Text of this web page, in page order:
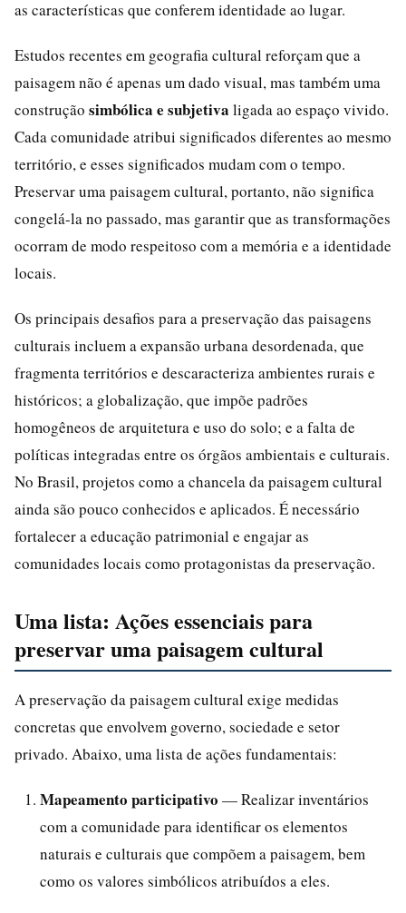
as características que conferem identidade ao lugar.
Estudos recentes em geografia cultural reforçam que a
paisagem não é apenas um dado visual, mas também uma
construção simbólica e subjetiva ligada ao espaço vivido.
Cada comunidade atribui significados diferentes ao mesmo
território, e esses significados mudam com o tempo.
Preservar uma paisagem cultural, portanto, não significa
congelá-la no passado, mas garantir que as transformações
ocorram de modo respeitoso com a memória e a identidade
locais.
Os principais desafios para a preservação das paisagens
culturais incluem a expansão urbana desordenada, que
fragmenta territórios e descaracteriza ambientes rurais e
históricos; a globalização, que impõe padrões
homogêneos de arquitetura e uso do solo; e a falta de
políticas integradas entre os órgãos ambientais e culturais.
No Brasil, projetos como a chancela da paisagem cultural
ainda são pouco conhecidos e aplicados. É necessário
fortalecer a educação patrimonial e engajar as
comunidades locais como protagonistas da preservação.
Uma lista: Ações essenciais para
preservar uma paisagem cultural
A preservação da paisagem cultural exige medidas
concretas que envolvem governo, sociedade e setor
privado. Abaixo, uma lista de ações fundamentais:
Mapeamento participativo — Realizar inventários
com a comunidade para identificar os elementos
naturais e culturais que compõem a paisagem, bem
como os valores simbólicos atribuídos a eles.